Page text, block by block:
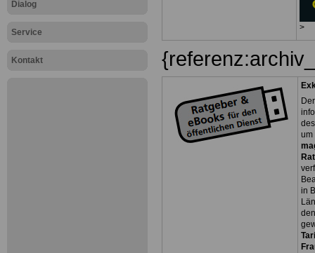
Dialog
Service
Kontakt
>
um
in